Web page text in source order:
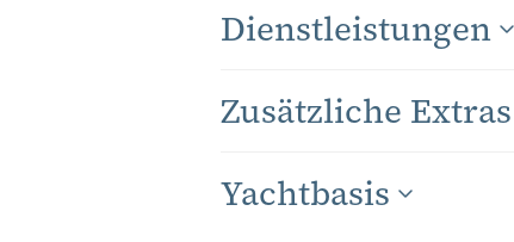
Dienstleistungen
Zusätzliche Extras
Yachtbasis